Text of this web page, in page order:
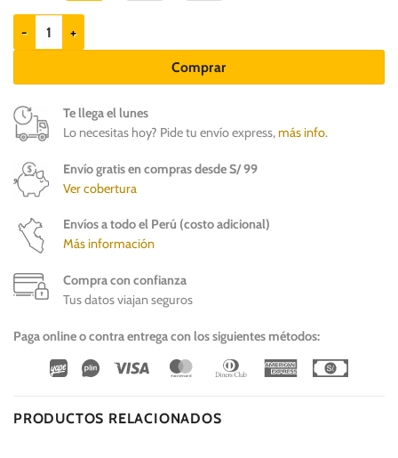
ZEEDOG - Arnés para perros Neopro Tangerine cantidad
Comprar
Te llega el lunes
Lo necesitas hoy? Pide tu envío express,más info.
Envío gratis en compras desde S/ 99
Ver cobertura
Envíos a todo el Perú (costo adicional)
Más información
Compra con confianza
Tus datos viajan seguros
Paga online o contra entrega con los siguientes métodos:
Wirecard
Vipps Visa MasterCardDinners
American
PRODUCTOS RELACIONADOS